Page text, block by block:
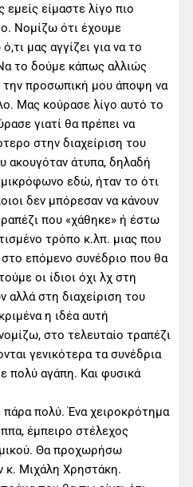
είμαστε λίγο πιο
Νομίζω ότι έχουμε
μας αγγίζει για να το
το δούμε κάπως αλλιώς
προσωπική μου άποψη να
Μας κούρασε λίγο αυτό το
γιατί θα πρέπει να
στην διαχείριση του
ακουγόταν άτυπα, δηλαδή
εδώ, ήταν το ότι
δεν μπόρεσαν να κάνουν
που «χάθηκε» ή έστω
τρόπο κ.λπ. μιας που
επόμενο συνέδριο που θα
οι ίδιοι όχι λχ στη
αλλά στη διαχείριση του
η ιδέα αυτή
στο τελευταίο τραπέζι
γενικότερα τα συνέδρια
πολύ αγάπη. Και φυσικά
πολύ. Ένα χειροκρότημα
έμπειρο στέλεχος
Θα προχωρήσω
κ. Μιχάλη Χρηστάκη.